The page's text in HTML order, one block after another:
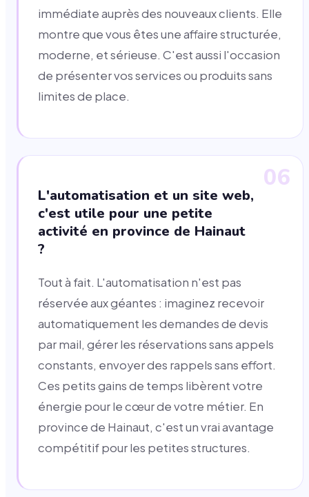
immédiate auprès des nouveaux clients. Elle
montre que vous êtes une affaire structurée,
moderne, et sérieuse. C'est aussi l'occasion
de présenter vos services ou produits sans
limites de place.
06
L'automatisation et un site web,
c'est utile pour une petite
activité en province de Hainaut
?
Tout à fait. L'automatisation n'est pas
réservée aux géantes : imaginez recevoir
automatiquement les demandes de devis
par mail, gérer les réservations sans appels
constants, envoyer des rappels sans effort.
Ces petits gains de temps libèrent votre
énergie pour le cœur de votre métier. En
province de Hainaut, c'est un vrai avantage
compétitif pour les petites structures.